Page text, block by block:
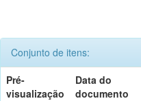
Conjunto de itens:
Pré-
visualização
Data do
documento